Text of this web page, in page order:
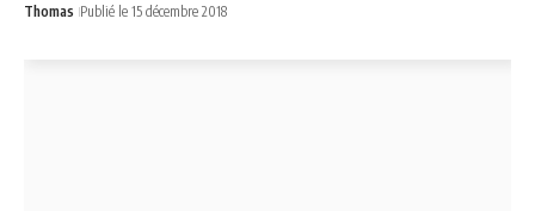
Thomas Publié le 15 décembre 2018